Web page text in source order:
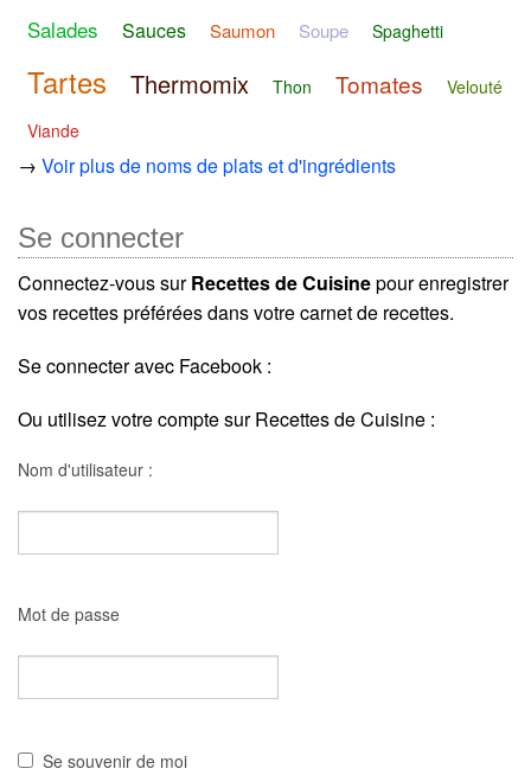
Salades Sauces Saumon Soupe Spaghetti
Tartes Thermomix Thon Tomates
Velouté
Viande
→ Voir plus de noms de plats et d'ingrédients
Se connecter
Connectez-vous surRecettes de Cuisinepour enregistrer
vos recettes préférées dans votre carnet de recettes.
Se connecter avec Facebook :
Ou utilisez votre compte sur Recettes de Cuisine :
Nom d'utilisateur :
Mot de passe
Se souvenir de moi